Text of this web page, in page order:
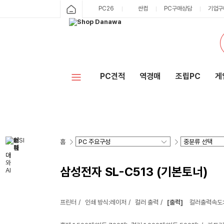
PC26 싼컴 PC구매상담 기업
PC견적 역경매 조립PC 게
홈
삼성전자 SL-C513 (기본토너)
프린터 인쇄 방식:레이저 컬러 출력 [출력] 컬러출력속